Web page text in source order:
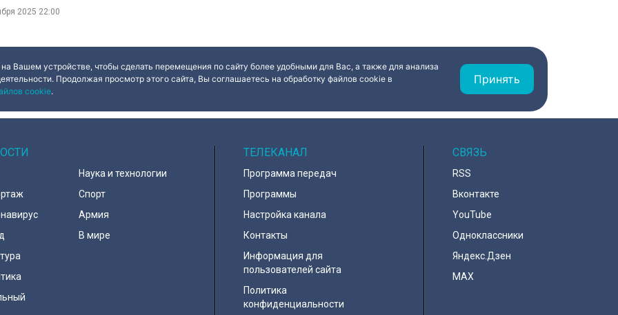
2025 22:00
Вашем устройстве, чтобы сделать перемещения по сайту более удобными для Вас, а также для анализа
Продолжая просмотр этого сайта, Вы соглашаетесь на обработку файлов cookie в
cookie.
Принять
Наука и технологии
Спорт
Армия
В мире
ТЕЛЕКАНАЛ
Программа передач
Программы
Настройка канала
Контакты
Информация для
пользователей сайта
Политика
конфиденциальности
СВЯЗЬ
RSS
Вконтакте
YouTube
Одноклассники
Яндекс.Дзен
MAX